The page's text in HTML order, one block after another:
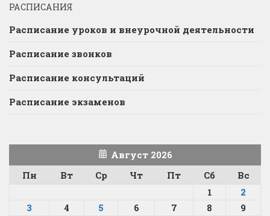
РАСПИСАНИЯ
Расписание уроков и внеурочной деятельности
Расписание звонков
Расписание консультаций
Расписание экзаменов
Август 2026
Пн
Вт Ср Чт Пт Сб
Вс
1
2
3
4 5 6 7 8
9